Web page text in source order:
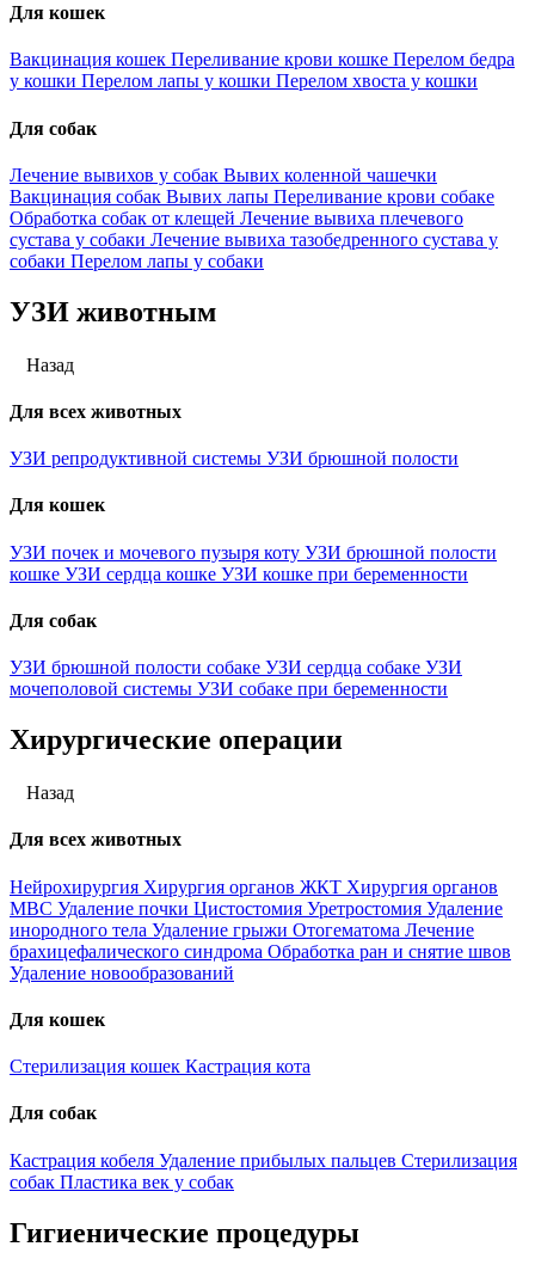
Для кошек
Вакцинация кошек Переливание крови кошке Перелом бедра
у кошки Перелом лапы у кошки Перелом хвоста у кошки
Для собак
Лечение вывихов у собак Вывих коленной чашечки
Вакцинация собак Вывих лапы Переливание крови собаке
Обработка собак от клещей Лечение вывиха плечевого
сустава у собаки Лечение вывиха тазобедренного сустава у
собаки Перелом лапы у собаки
УЗИ животным
Назад
Для всех животных
УЗИ репродуктивной системы УЗИ брюшной полости
Для кошек
УЗИ почек и мочевого пузыря коту УЗИ брюшной полости
кошке УЗИ сердца кошке УЗИ кошке при беременности
Для собак
УЗИ брюшной полости собаке УЗИ сердца собаке УЗИ
мочеполовой системы УЗИ собаке при беременности
Хирургические операции
Назад
Для всех животных
Нейрохирургия Хирургия органов ЖКТ Хирургия органов
МВС Удаление почки Цистостомия Уретростомия Удаление
инородного тела Удаление грыжи Отогематома Лечение
брахицефалического синдрома Обработка ран и снятие швов
Удаление новообразований
Для кошек
Стерилизация кошек Кастрация кота
Для собак
Кастрация кобеля Удаление прибылых пальцев Стерилизация
собак Пластика век у собак
Гигиенические процедуры